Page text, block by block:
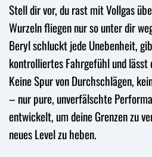
Stell dir vor, du rast mit Vollgas
Wurzeln fliegen nur so unter dir
Beryl schluckt jede Unebenheit,
kontrolliertes Fahrgefühl und
Keine Spur von Durchschlägen,
– nur pure, unverfälschte
entwickelt, um deine Grenzen zu
neues Level zu heben.